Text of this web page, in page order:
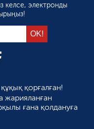
келсе, электронды
қорғалған!
жарияланған
ғана қолдануға